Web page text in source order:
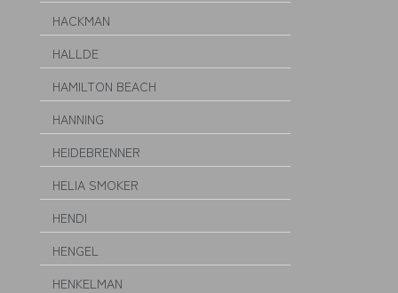
HACKMAN
HALLDE
HAMILTON BEACH
HANNING
HEIDEBRENNER
HELIA SMOKER
HENDI
HENGEL
HENKELMAN